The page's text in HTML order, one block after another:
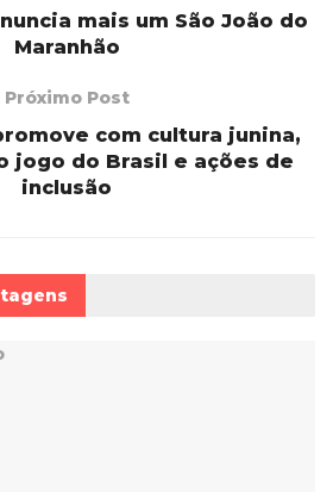
mais um São João do
Maranhão
Próximo Post
com cultura junina,
jogo do Brasil e ações de
inclusão